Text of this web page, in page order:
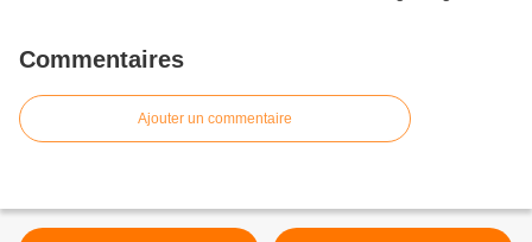
Commentaires
Ajouter un commentaire